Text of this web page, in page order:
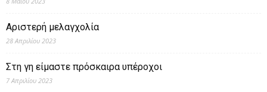
Αριστερή μελαγχολία
28 Απριλίου 2023
Στη γη είμαστε πρόσκαιρα υπέροχοι
7 Απριλίου 2023